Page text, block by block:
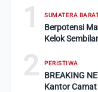
1 SUMATERA
Berpotensi
Kelok
2 PERISTIWA
BREAKING
Kantor